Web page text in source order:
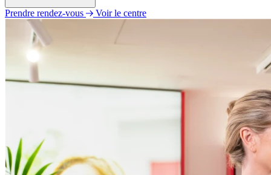
Lundi
09h00 - 12h30
13h30 - 17h30
09h00 - 12h30
13h30 - 18h00
Vendredi
09h00 - 12h30
13h30 - 17h30
Prendre rendez-vous Voir le centre